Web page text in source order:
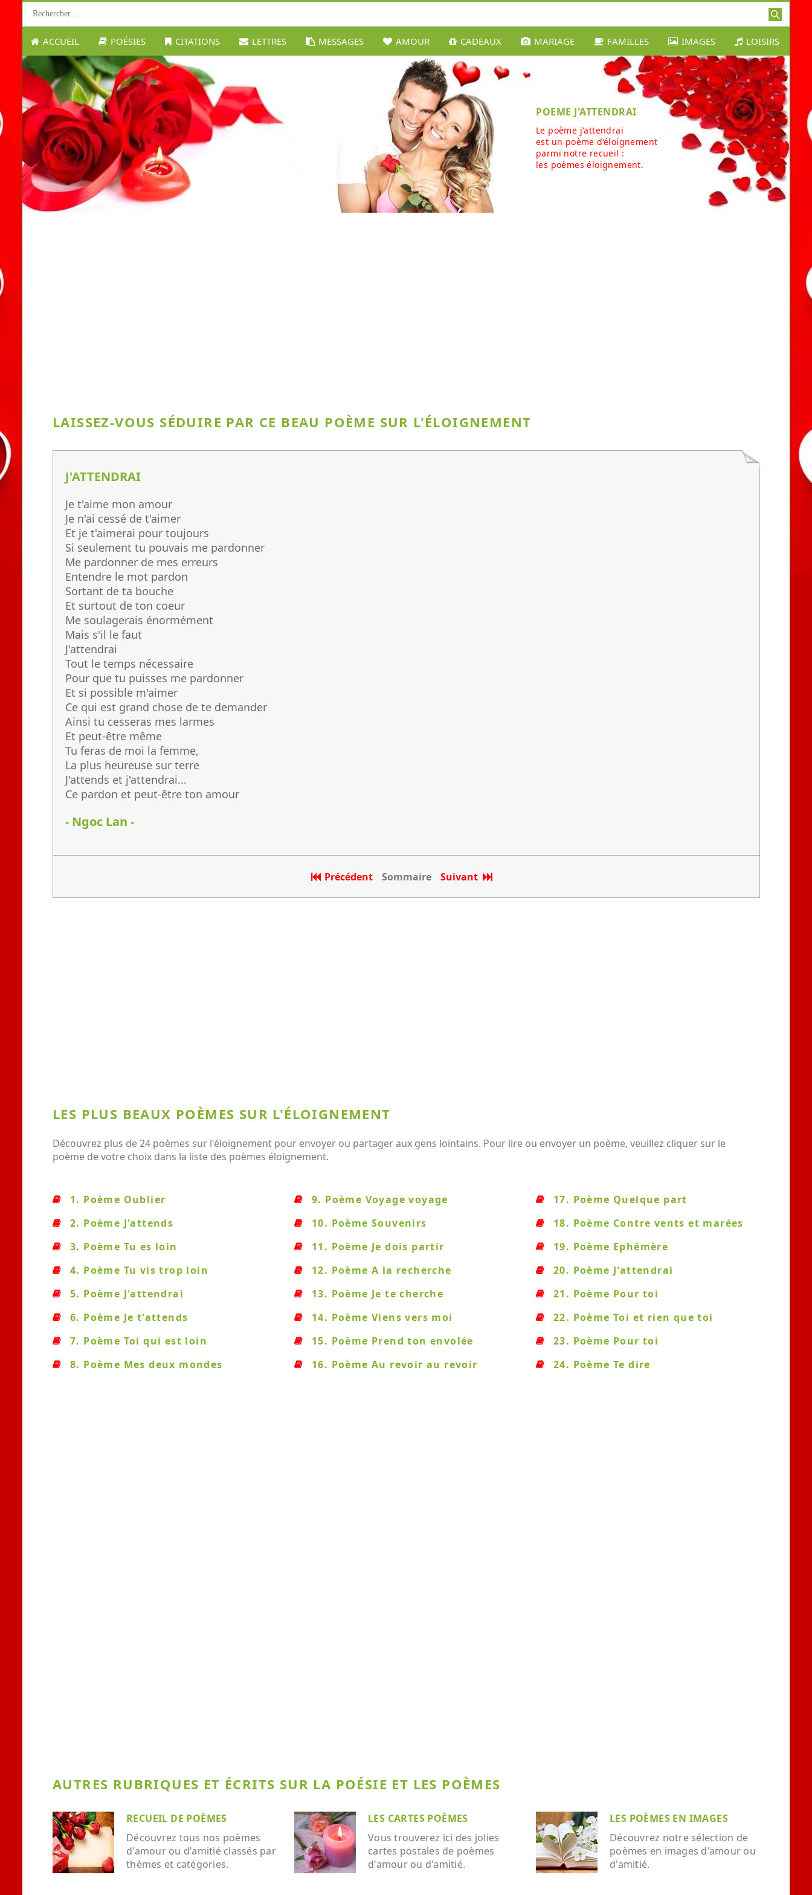
ACCUEIL POÉSIES CITATIONS LETTRES MESSAGES AMOUR CADEAUX MARIAGE FAMILLES IMAGES LOISIRS
POEME J'ATTENDRAI
Le poème j'attendrai
est un poème d’éloignement
parmi notre recueil :
les poèmes éloignement.
LAISSEZ-VOUS SÉDUIRE PAR CE BEAU POÈME SUR L'ÉLOIGNEMENT
J'ATTENDRAI
Je t'aime mon amour
Je n'ai cessé de t'aimer
Et je t'aimerai pour toujours
Si seulement tu pouvais me pardonner
Me pardonner de mes erreurs
Entendre le mot pardon
Sortant de ta bouche
Et surtout de ton coeur
Me soulagerais énormément
Mais s'il le faut
J'attendrai
Tout le temps nécessaire
Pour que tu puisses me pardonner
Et si possible m'aimer
Ce qui est grand chose de te demander
Ainsi tu cesseras mes larmes
Et peut-être même
Tu feras de moi la femme,
La plus heureuse sur terre
J'attends et j'attendrai...
Ce pardon et peut-être ton amour
- Ngoc Lan -
Précédent Sommaire Suivant
LES PLUS BEAUX POÈMES SUR L'ÉLOIGNEMENT
Découvrez plus de 24 poèmes sur l'éloignement pour envoyer ou partager aux gens lointains. Pour lire ou envoyer un poème, veuillez cliquer sur le
poème de votre choix dans la liste des poèmes éloignement.
1. Poème Oublier
2. Poème J'attends
3. Poème Tu es loin
4. Poème Tu vis trop loin
5. Poème J'attendrai
6. Poème Je t'attends
7. Poème Toi qui est loin
8. Poème Mes deux mondes
9. Poème Voyage voyage
10. Poème Souvenirs
11. Poème Je dois partir
12. Poème A la recherche
13. Poème Je te cherche
14. Poème Viens vers moi
15. Poème Prend ton envolée
16. Poème Au revoir au revoir
17. Poème Quelque part
18. Poème Contre vents et marées
19. Poème Ephémère
20. Poème J'attendrai
21. Poème Pour toi
22. Poème Toi et rien que toi
23. Poème Pour toi
24. Poème Te dire
AUTRES RUBRIQUES ET ÉCRITS SUR LA POÉSIE ET LES POÈMES
RECUEIL DE POÈMES
Découvrez tous nos poèmes
d'amour ou d'amitié classés par
thèmes et catégories.
LES CARTES POÈMES
Vous trouverez ici des jolies
cartes postales de poèmes
d'amour ou d'amitié.
LES POÈMES EN IMAGES
Découvrez notre sélection de
poèmes en images d'amour ou
d'amitié.